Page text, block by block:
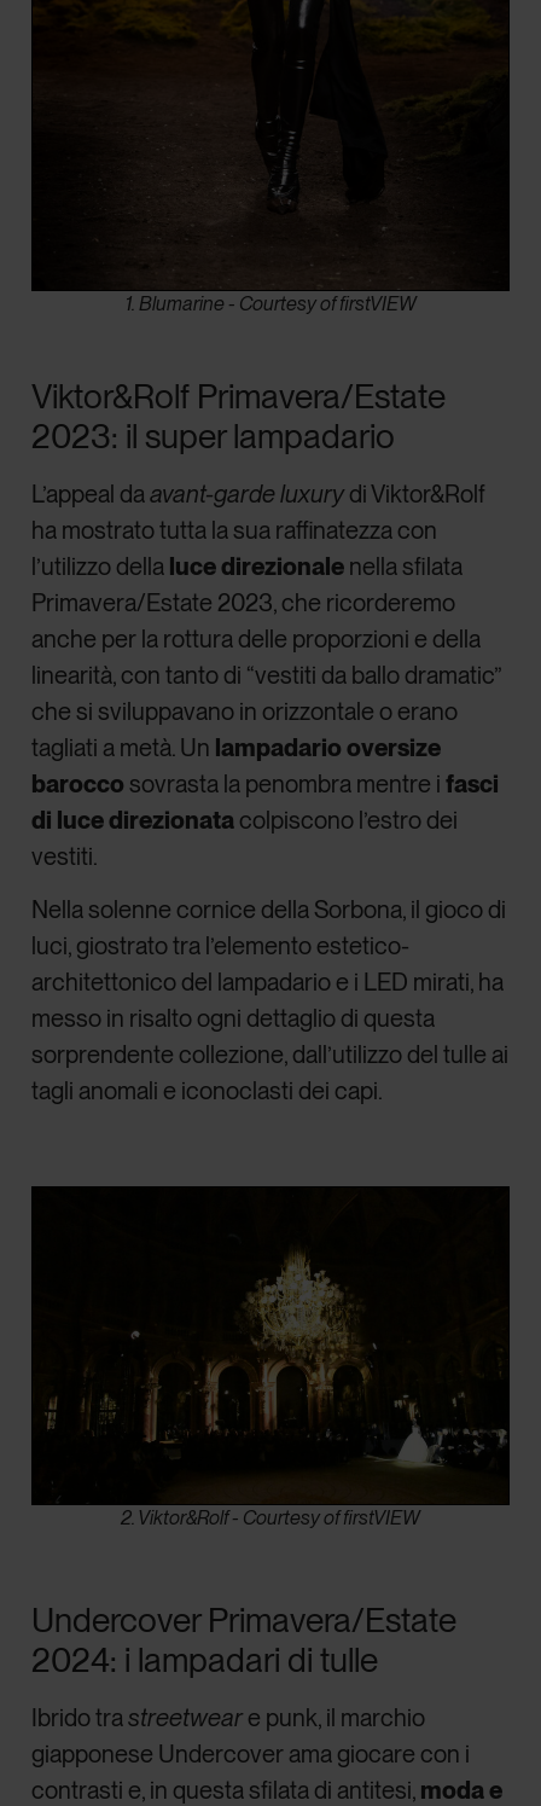
1. Blumarine - Courtesy of firstVIEW
Viktor&Rolf Primavera/Estate
2023: il super lampadario
L’appeal daavant-garde luxurydi Viktor&Rolf
ha mostrato tutta la sua raffinatezza con
l’utilizzo della luce direzionale nella sfilata
Primavera/Estate 2023, che ricorderemo
anche per la rottura delle proporzioni e della
linearità, con tanto di “vestiti da ballo dramatic”
che si sviluppavano in orizzontale o erano
tagliati a metà. Un lampadario oversize
barocco sovrasta la penombra mentre ifasci
di luce direzionata colpiscono l’estro dei
vestiti.
Nella solenne cornice della Sorbona, il gioco di
luci, giostrato tra l’elemento estetico-
architettonico del lampadario e i LED mirati, ha
messo in risalto ogni dettaglio di questa
sorprendente collezione, dall’utilizzo del tulle ai
tagli anomali e iconoclasti dei capi.
2. Viktor&Rolf - Courtesy of firstVIEW
Undercover Primavera/Estate
2024: i lampadari di tulle
Ibrido trastreetwear e punk, il marchio
giapponese Undercover ama giocare con i
contrasti e, in questa sfilata di antitesi, moda e